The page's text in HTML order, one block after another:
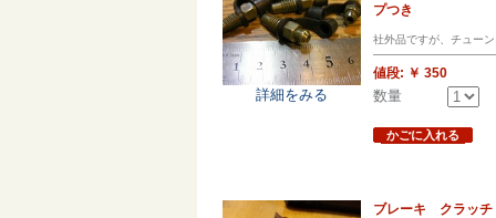
詳細をみる
プつき
社外品ですが、チュー
値段: ￥ 350
数量
かごに入れる
ブレーキ クラ